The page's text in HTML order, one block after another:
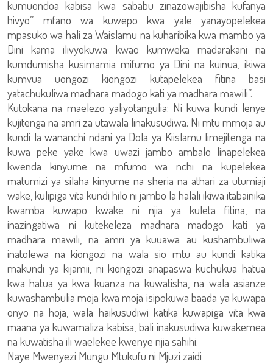
kumuondoa kabisa kwa sababu zinazowajibisha kufanya
hivyo” mfano wa kuwepo kwa yale yanayopelekea
mpasuko wa hali za Waislamu na kuharibika kwa mambo ya
Dini kama ilivyokuwa kwao kumweka madarakani na
kumdumisha kusimamia mifumo ya Dini na kuinua, ikiwa
kumvua uongozi kiongozi kutapelekea fitina basi
yatachukuliwa madhara madogo kati ya madhara mawili”.
Kutokana na maelezo yaliyotangulia: Ni kuwa kundi lenye
kujitenga na amri za utawala linakusudiwa: Ni mtu mmoja au
kundi la wananchi ndani ya Dola ya Kiislamu limejitenga na
kuwa peke yake kwa uwazi jambo ambalo linapelekea
kwenda kinyume na mfumo wa nchi na kupelekea
matumizi ya silaha kinyume na sheria na athari za utumiaji
wake, kulipiga vita kundi hilo ni jambo la halali ikiwa itabainika
kwamba kuwapo kwake ni njia ya kuleta fitina, na
inazingatiwa ni kutekeleza madhara madogo kati ya
madhara mawili, na amri ya kuuawa au kushambuliwa
inatolewa na kiongozi na wala sio mtu au kundi katika
makundi ya kijamii, ni kiongozi anapaswa kuchukua hatua
kwa hatua ya kwa kuanza na kuwatisha, na wala asianze
kuwashambulia moja kwa moja isipokuwa baada ya kuwapa
onyo na hoja, wala haikusudiwi katika kuwapiga vita kwa
maana ya kuwamaliza kabisa, bali inakusudiwa kuwakemea
na kuwatisha ili waelekee kwenye njia sahihi.
Naye Mwenyezi Mungu Mtukufu ni Mjuzi zaidi